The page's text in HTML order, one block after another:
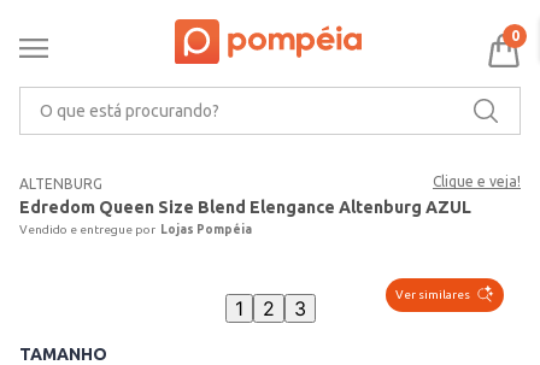
0
ALTENBURG Clique e veja!
Edredom Queen Size Blend Elengance Altenburg AZUL
Lojas Pompéia
Ver similares
1 2 3
TAMANHO